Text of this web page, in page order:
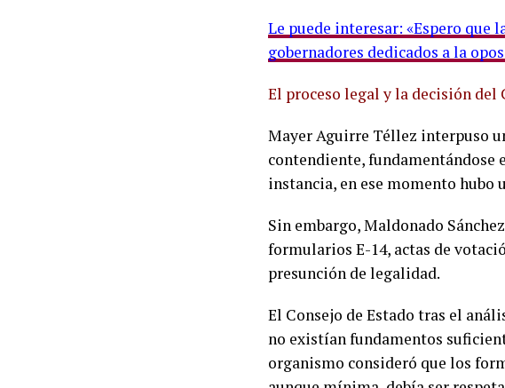
Le puede interesar: «Espero que
gobernadores dedicados a la
El proceso legal y la decisión del
Mayer Aguirre Téllez interpuso
contendiente, fundamentándose
instancia, en ese momento hubo
Sin embargo, Maldonado
formularios E-14, actas de
presunción de legalidad.
El Consejo de Estado tras el
no existían fundamentos
organismo consideró que los